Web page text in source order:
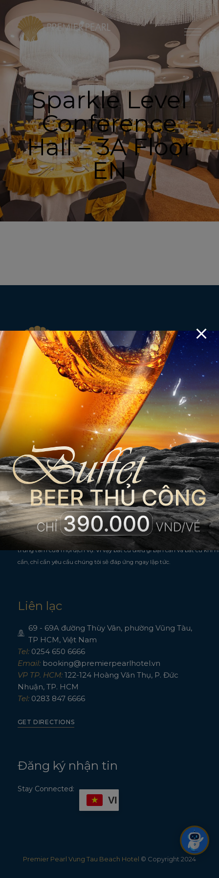
Sparkle Level
Conference
Hall – 3A Floor
EN
Tại Premier Pearl, chúng tôi ưu tiên đặt khách hàng là trái tim, là
trung tâm của mọi dịch vụ. Vì vậy bất cứ điều gì bạn cần và bất
cứ khi nào bạn cần, chỉ cần yêu cầu chúng tôi sẽ đáp ứng ngay lập
Đội ngũ chúng tôi
Chúng tôi có lòng nhiệt huyết, sự hiểu biết và khả năng vượt trội để
nghỉ của bạn trở nên thú vị. Nếu bạn có bất kỳ câu hỏi nào, vui lòng liên
chúng tôi.Tại Premier Pearl, chúng tôi ưu tiên đặt khách hàng là trái
trung tâm của mọi dịch vụ. Vì vậy bất cứ điều gì bạn cần và bất cứ khi
cần, chỉ cần yêu cầu chúng tôi sẽ đáp ứng ngay lập tức.
Liên lạc
69 - 69A đường Thùy Vân, phường Vũng Tàu,
TP HCM, Việt Nam
Tel:0254 650 6666
Email: booking@premierpearlhotel.vn
VP TP. HCM:122-124 Hoàng Văn Thụ, P. Đức
Nhuận, TP. HCM
Tel:0283 847 6666
GET DIRECTIONS
Đăng ký nhận tin
Stay Connected:
VI
Premier Pearl Vung Tau Beach Hotel © Copyright 2024
modal-check
1